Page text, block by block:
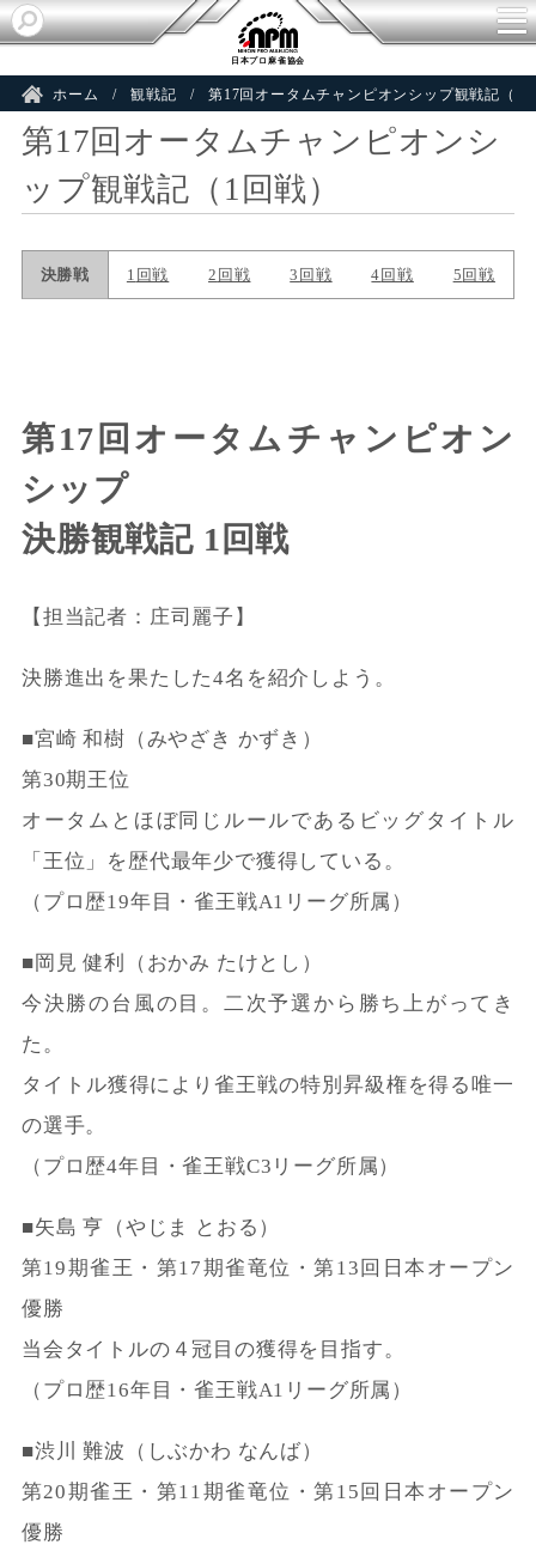
日本プロ麻雀協会
ホーム 観戦記 第17回オータムチャンピオンシップ観戦記（1
第17回オータムチャンピオンシ
ップ観戦記（1回戦）
第17回オータムチャンピオン
シップ
決勝観戦記 1回戦
【担当記者：庄司麗子】
決勝進出を果たした4名を紹介しよう。
■宮崎 和樹（みやざき かずき）
第30期王位
オータムとほぼ同じルールであるビッグタイトル
「王位」を歴代最年少で獲得している。
（プロ歴19年目・雀王戦A1リーグ所属）
■岡見 健利（おかみ たけとし）
今決勝の台風の目。二次予選から勝ち上がってき
た。
タイトル獲得により雀王戦の特別昇級権を得る唯一
の選手。
（プロ歴4年目・雀王戦C3リーグ所属）
■矢島 亨（やじま とおる）
第19期雀王・第17期雀竜位・第13回日本オープン
優勝
当会タイトルの４冠目の獲得を目指す。
（プロ歴16年目・雀王戦A1リーグ所属）
■渋川 難波（しぶかわ なんば）
第20期雀王・第11期雀竜位・第15回日本オープン
優勝